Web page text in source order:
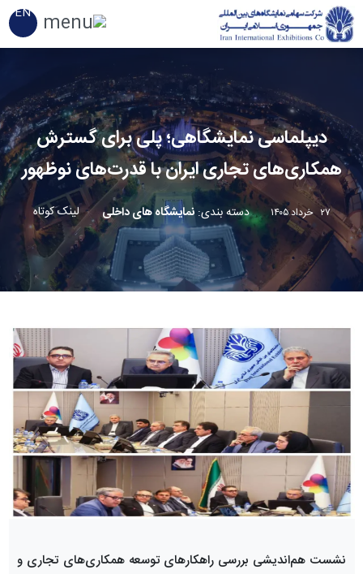
EN
دیپلماسی نمایشگاهی؛ پلی برای گسترش
همکاری‌های تجاری ایران با قدرت‌های نوظهور
۲۷ خرداد ۱۴۰۵ دسته بندی:نمایشگاه های داخلی لینک کوتاه
نشست هم‌اندیشی بررسی راهکارهای توسعه همکاری‌های تجاری و